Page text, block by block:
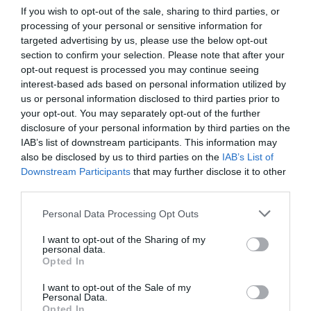
If you wish to opt-out of the sale, sharing to third parties, or
processing of your personal or sensitive information for
targeted advertising by us, please use the below opt-out
section to confirm your selection. Please note that after your
opt-out request is processed you may continue seeing
interest-based ads based on personal information utilized by
us or personal information disclosed to third parties prior to
your opt-out. You may separately opt-out of the further
disclosure of your personal information by third parties on the
IAB’s list of downstream participants. This information may
also be disclosed by us to third parties on the IAB’s List of
Downstream Participants that may further disclose it to other
Please note that this website/app uses one or more Google
not limited to your visit or usage behaviour. You may click to
grant or deny consent to Google and its third-party tags to
use your data for below specified purposes in below Google
consent section.
Personal Data Processing Opt Outs
I want to opt-out of the Sharing of my
personal data.
Opted In
I want to opt-out of the Sale of my
Personal Data.
Μιλάνο, αλλά και σε περιοχές που
αναπτύσσονται έργα ΑΠΕ, αποθήκευσης
ενέργειας και ευέλικτης ηλεκτροπαραγωγής.
TAGS: DATA CENTERS ΔΕΗ ΠΤΟΛΕΜΑΪΔΑ